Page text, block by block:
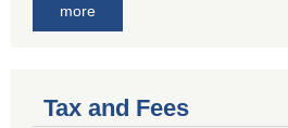
more
Tax and Fees